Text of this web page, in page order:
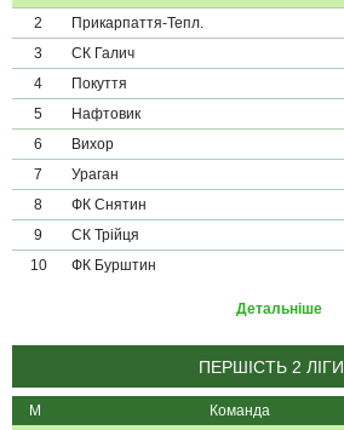
2
Прикарпаття-Тепл.
3
СК Галич
4
Покуття
5
Нафтовик
6
Вихор
7
Ураган
8
ФК Снятин
9
СК Трійця
10
ФК Бурштин
Детальніше
ПЕРШІСТЬ 2 ЛІГИ
М Команда